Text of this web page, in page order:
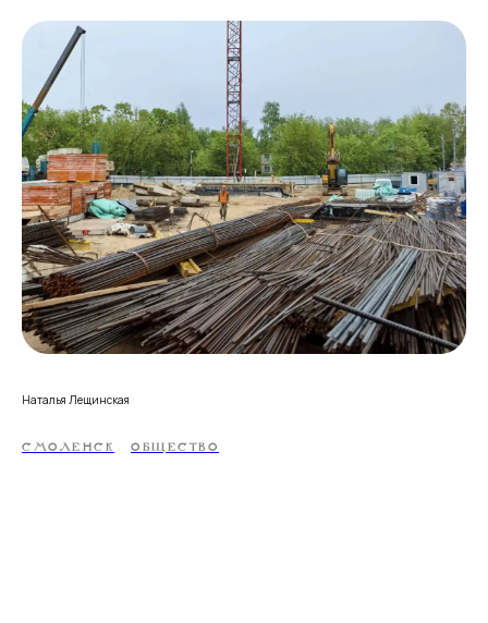
Наталья Лещинская
СМОЛЕНСК ОБЩЕСТВО